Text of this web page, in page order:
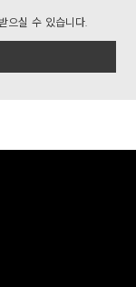
으실 수 있습니다.